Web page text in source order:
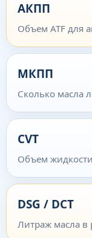
АКПП
Объем ATF для
МКПП
Сколько масла
CVT
Объем
DSG / DCT
Литраж масла в